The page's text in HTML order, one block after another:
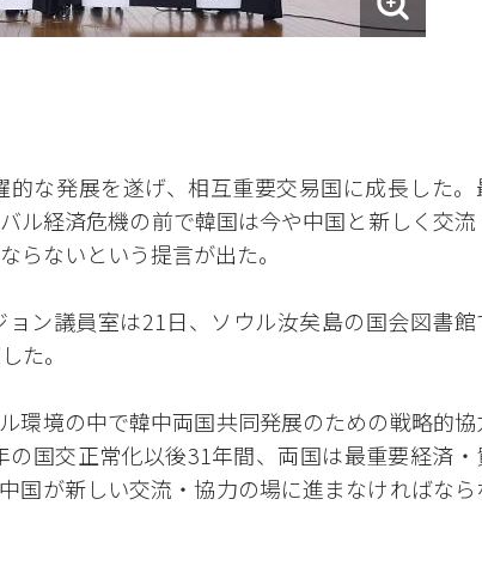
な発展を遂げ、相互重要交易国に成長した。
ル経済危機の前で韓国は今や中国と新しく交流
らないという提言が出た。
ン議員室は21日、ソウル汝矣島の国会図書館
た。
環境の中で韓中両国共同発展のための戦略的協
国交正常化以後31年間、両国は最重要経済・
国が新しい交流・協力の場に進まなければなら